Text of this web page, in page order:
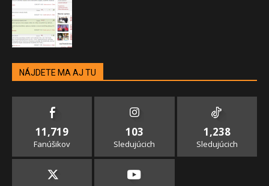
NÁJDETE MA AJ TU
11,719
Fanúšikov
103
Sledujúcich
1,238
Sledujúcich